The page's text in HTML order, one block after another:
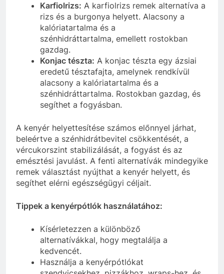
Karfiolrizs: A karfiolrizs remek alternatíva a
rizs és a burgonya helyett. Alacsony a
kalóriatartalma és a
szénhidráttartalma, emellett rostokban
gazdag.
Konjac tészta: A konjac tészta egy ázsiai
eredetű tésztafajta, amelynek rendkívül
alacsony a kalóriatartalma és a
szénhidráttartalma. Rostokban gazdag, és
segíthet a fogyásban.
A kenyér helyettesítése számos előnnyel járhat,
beleértve a szénhidrátbevitel csökkentését, a
vércukorszint stabilizálását, a fogyást és az
emésztési javulást. A fenti alternatívák mindegyike
remek választást nyújthat a kenyér helyett, és
segíthet elérni egészségügyi céljait.
Tippek a kenyérpótlók használatához:
Kísérletezzen a különböző
alternatívákkal, hogy megtalálja a
kedvencét.
Használja a kenyérpótlókat